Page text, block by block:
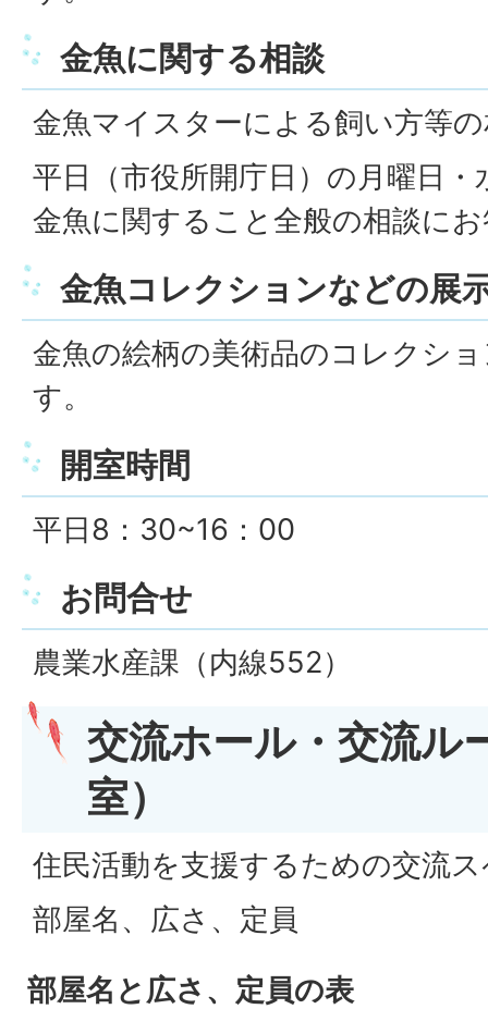
金魚に関する相談
金魚マイスターによる飼い方等
平日（市役所開庁日）の月曜日
金魚に関すること全般の相談に
金魚コレクションなどの展
金魚の絵柄の美術品のコレクシ
す。
開室時間
平日8：30~16：00
お問合せ
農業水産課（内線552）
交流ホール・交流ル
室）
住民活動を支援するための交流
部屋名、広さ、定員
部屋名と広さ、定員の表